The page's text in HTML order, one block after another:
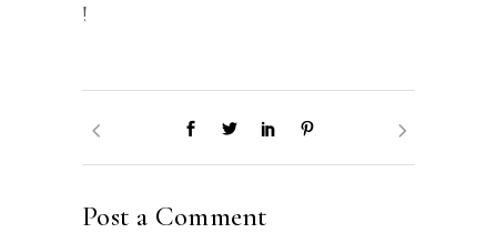
!
Post a Comment